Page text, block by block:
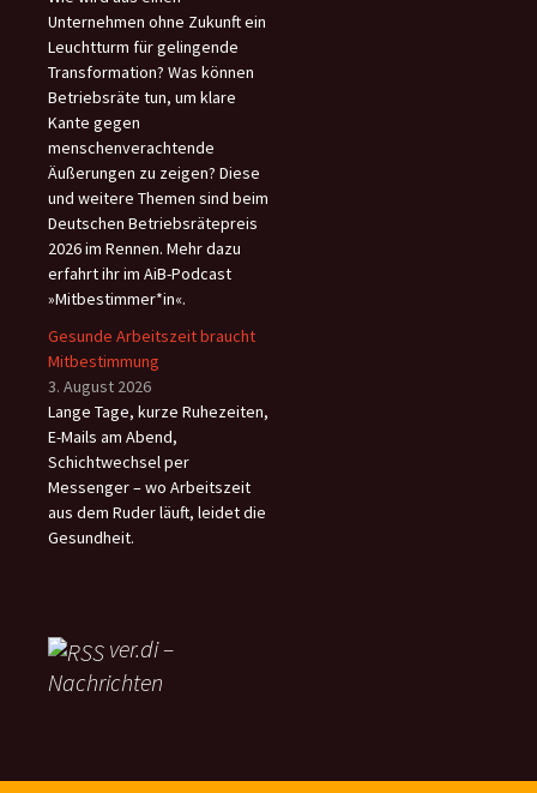
Unternehmen ohne Zukunft ein
Leuchtturm für gelingende
Transformation? Was können
Betriebsräte tun, um klare
Kante gegen
menschenverachtende
Äußerungen zu zeigen? Diese
und weitere Themen sind beim
Deutschen Betriebsrätepreis
2026 im Rennen. Mehr dazu
erfahrt ihr im AiB-Podcast
»Mitbestimmer*in«.
Gesunde Arbeitszeit braucht
Mitbestimmung
3. August 2026
Lange Tage, kurze Ruhezeiten,
E-Mails am Abend,
Schichtwechsel per
Messenger – wo Arbeitszeit
aus dem Ruder läuft, leidet die
Gesundheit.
ver.di –
Nachrichten